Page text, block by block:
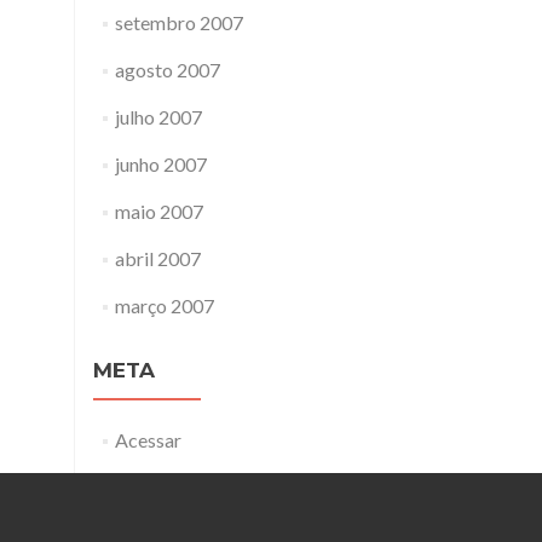
setembro 2007
agosto 2007
julho 2007
junho 2007
maio 2007
abril 2007
março 2007
META
Acessar